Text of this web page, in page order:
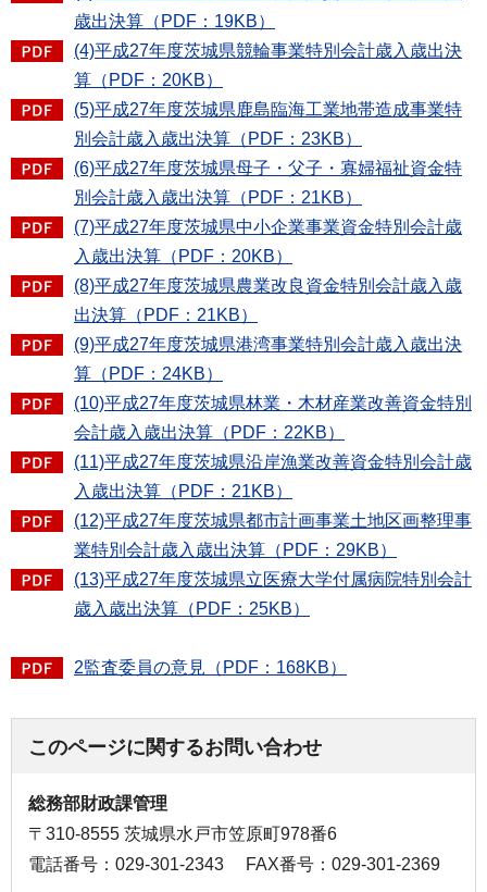
歳出決算（PDF：19KB）
(4)平成27年度茨城県競輪事業特別会計歳入歳出決
算（PDF：20KB）
(5)平成27年度茨城県鹿島臨海工業地帯造成事業特
別会計歳入歳出決算（PDF：23KB）
(6)平成27年度茨城県母子・父子・寡婦福祉資金特
別会計歳入歳出決算（PDF：21KB）
(7)平成27年度茨城県中小企業事業資金特別会計歳
入歳出決算（PDF：20KB）
(8)平成27年度茨城県農業改良資金特別会計歳入歳
出決算（PDF：21KB）
(9)平成27年度茨城県港湾事業特別会計歳入歳出決
算（PDF：24KB）
(10)平成27年度茨城県林業・木材産業改善資金特別
会計歳入歳出決算（PDF：22KB）
(11)平成27年度茨城県沿岸漁業改善資金特別会計歳
入歳出決算（PDF：21KB）
(12)平成27年度茨城県都市計画事業土地区画整理事
業特別会計歳入歳出決算（PDF：29KB）
(13)平成27年度茨城県立医療大学付属病院特別会計
歳入歳出決算（PDF：25KB）
2監査委員の意見（PDF：168KB）
このページに関するお問い合わせ
総務部財政課管理
〒310-8555 茨城県水戸市笠原町978番6
電話番号：029-301-2343
FAX番号：029-301-2369